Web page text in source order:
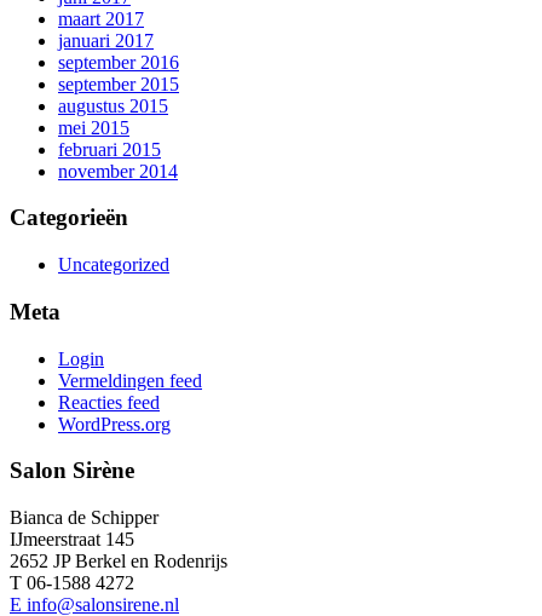
maart 2017
januari 2017
september 2016
september 2015
augustus 2015
mei 2015
februari 2015
november 2014
Categorieën
Uncategorized
Meta
Login
Vermeldingen feed
Reacties feed
WordPress.org
Salon Sirène
Bianca de Schipper
IJmeerstraat 145
2652 JP Berkel en Rodenrijs
T 06-1588 4272
E info@salonsirene.nl